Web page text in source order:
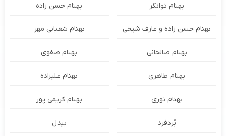
بهنام توانگر بهنام حسن زاده
بهنام حسن زاده و عارف شیخی بهنام شعبانی مهر
بهنام صالحانی بهنام صفوی
بهنام طاهری بهنام علیزاده
بهنام نوری بهنام کریمی پور
بُردفرد بیدل